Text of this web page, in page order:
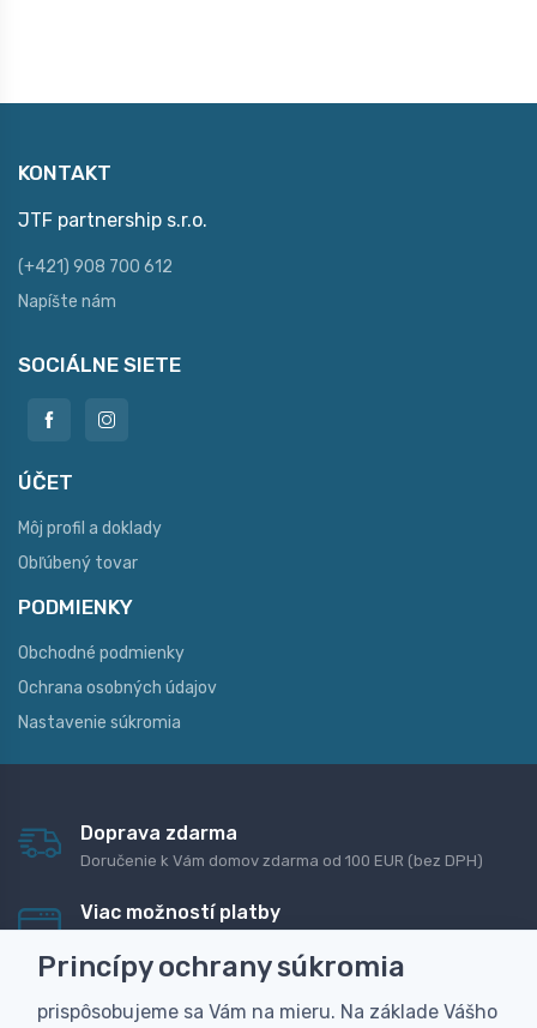
KONTAKT
JTF partnership s.r.o.
(+421) 908 700 612
Napíšte nám
SOCIÁLNE SIETE
ÚČET
Môj profil a doklady
Obľúbený tovar
PODMIENKY
Obchodné podmienky
Ochrana osobných údajov
Nastavenie súkromia
Doprava zdarma
Doručenie k Vám domov zdarma od 100 EUR (bez DPH)
Viac možností platby
dobierku
Personalizácia
Princípy ochrany súkromia
prispôsobujeme sa Vám na mieru. Na základe Vášho